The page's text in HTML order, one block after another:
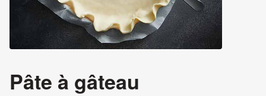
Pâte à gâteau